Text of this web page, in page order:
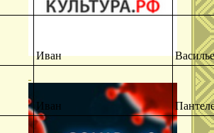
Иван
Иван